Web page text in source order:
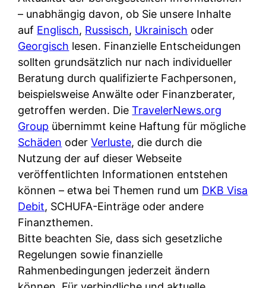
i
r
k
l
i
c
h
?
u
n
k
t
i
o
n
i
e
r
e
n
r
u
s
s
i
s
n
l
i
n
e
:
W
a
s
i
s
t
w
i
r
k
l
o
s
:
W
e
n
n
d
e
r
S
c
h
u
t
z
d
– unabhängig davon, ob Sie unsere Inhalte
auf Englisch, Russisch, Ukrainisch oder
Georgisch lesen. Finanzielle Entscheidungen
sollten grundsätzlich nur nach individueller
Beratung durch qualifizierte Fachpersonen,
beispielsweise Anwälte oder Finanzberater,
getroffen werden. DieTravelerNews.org
Group übernimmt keine Haftung für mögliche
Schäden oderVerluste, die durch die
Nutzung der auf dieser Webseite
veröffentlichten Informationen entstehen
können – etwa bei Themen rund um DKB Visa
Debit, SCHUFA-Einträge oder andere
Finanzthemen.
Bitte beachten Sie, dass sich gesetzliche
Regelungen sowie finanzielle
Rahmenbedingungen jederzeit ändern